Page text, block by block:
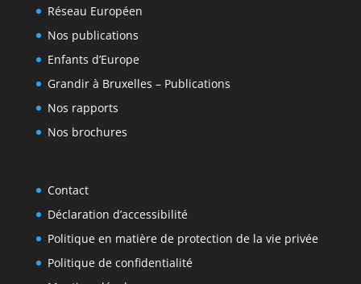
Réseau Européen
Nos publications
Enfants d’Europe
Grandir à Bruxelles – Publications
Nos rapports
Nos brochures
Contact
Déclaration d’accessibilité
Politique en matière de protection de la vie privée
Politique de confidentialité